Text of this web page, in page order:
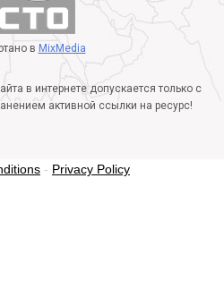
в MixMedia
в интернете допускается только с
активной ссылки на ресурс!
- Privacy Policy